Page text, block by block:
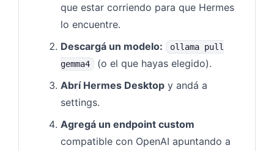
que estar corriendo para que Hermes
lo encuentre.
Descargá un modelo:
ollama pull
gemma4
(o el que hayas elegido).
Abrí Hermes Desktop y andá a
settings.
Agregá un endpoint custom
compatible con OpenAI apuntando a